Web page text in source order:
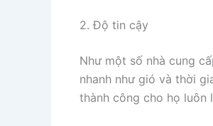
2. Độ tin cậy
Như một số nhà cung
nhanh như gió và thời
thành công cho họ luôn